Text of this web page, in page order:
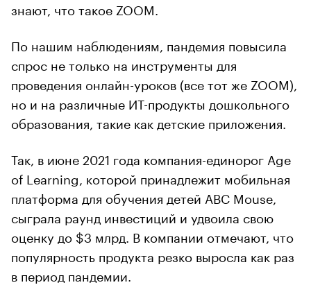
знают, что такое ZOOM.
По нашим наблюдениям, пандемия повысила
спрос не только на инструменты для
проведения онлайн-уроков (все тот же ZOOM),
но и на различные ИТ-продукты дошкольного
образования, такие как детские приложения.
Так, в июне 2021 года компания-единорог Age
of Learning, которой принадлежит мобильная
платформа для обучения детей ABC Mouse,
сыграла раунд инвестиций и удвоила свою
оценку до $3 млрд. В компании отмечают, что
популярность продукта резко выросла как раз
в период пандемии.